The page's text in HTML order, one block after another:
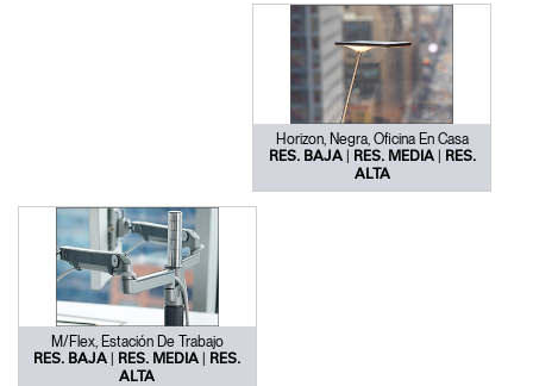
Horizon, Negra, Oficina En Casa
RES. BAJA | RES. MEDIA | RES.
ALTA
M/Flex, Estación De Trabajo
RES. BAJA | RES. MEDIA | RES.
ALTA